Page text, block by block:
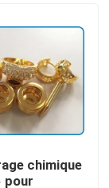
chimique
pour